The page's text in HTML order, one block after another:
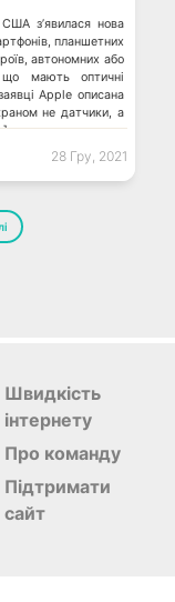
зʼявилася нова
планшетних
автономних або
що мають оптичні
Apple описана
не датчики, а
28 Гру, 2021
Швидкість
інтернету
Про команду
Підтримати
сайт